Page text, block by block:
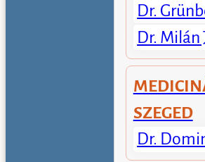
Dr.
Dr. Milán
SZEGED
Dr.